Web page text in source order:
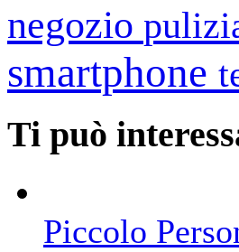
negozio
smartphone
Ti può
Piccolo